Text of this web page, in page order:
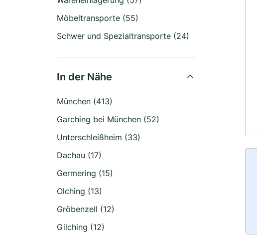
Möbeltransporte (55)
Schwer und Spezialtransporte (24)
In der Nähe
München (413)
Garching bei München (52)
Unterschleißheim (33)
Dachau (17)
Germering (15)
Olching (13)
Gröbenzell (12)
Gilching (12)